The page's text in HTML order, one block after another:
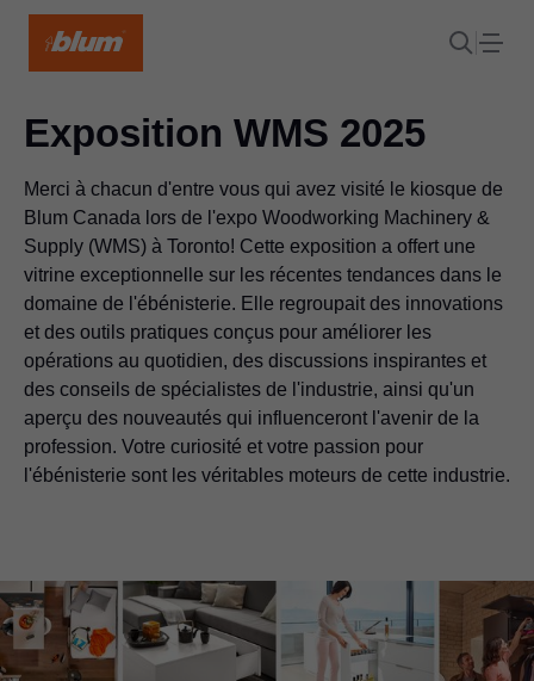
Exposition WMS 2025
Merci à chacun d'entre vous qui avez visité le kiosque de
Blum Canada lors de l'expo Woodworking Machinery &
Supply (WMS) à Toronto! Cette exposition a offert une
vitrine exceptionnelle sur les récentes tendances dans le
domaine de l'ébénisterie. Elle regroupait des innovations
et des outils pratiques conçus pour améliorer les
opérations au quotidien, des discussions inspirantes et
des conseils de spécialistes de l'industrie, ainsi qu'un
aperçu des nouveautés qui influenceront l'avenir de la
profession. Votre curiosité et votre passion pour
l'ébénisterie sont les véritables moteurs de cette industrie.